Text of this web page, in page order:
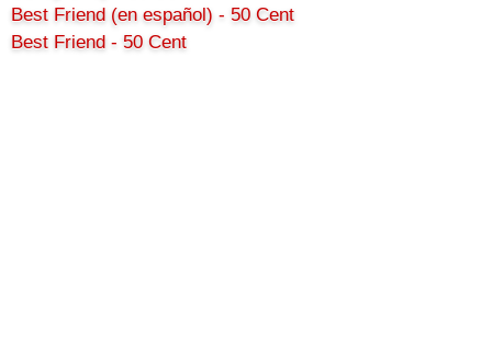
Best Friend (en español) - 50 Cent
Best Friend - 50 Cent